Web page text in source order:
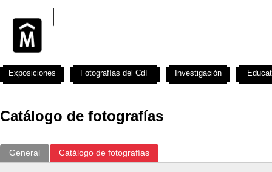
Catálogo de fotografías
General Catálogo de fotografías
Exposiciones Fotografías del CdF Investigación